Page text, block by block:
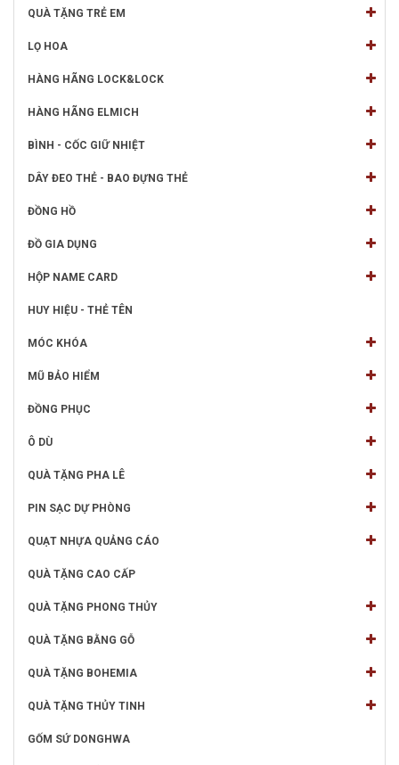
QUÀ TẶNG TRẺ EM
LỌ HOA
HÀNG HÃNG LOCK&LOCK
HÀNG HÃNG ELMICH
BÌNH - CỐC GIỮ NHIỆT
DÂY ĐEO THẺ - BAO ĐỰNG THẺ
ĐỒNG HỒ
ĐỒ GIA DỤNG
HỘP NAME CARD
HUY HIỆU - THẺ TÊN
MÓC KHÓA
MŨ BẢO HIỂM
ĐỒNG PHỤC
Ô DÙ
QUÀ TẶNG PHA LÊ
PIN SẠC DỰ PHÒNG
QUẠT NHỰA QUẢNG CÁO
QUÀ TẶNG CAO CẤP
QUÀ TẶNG PHONG THỦY
QUÀ TẶNG BẰNG GỖ
QUÀ TẶNG BOHEMIA
QUÀ TẶNG THỦY TINH
GỐM SỨ DONGHWA